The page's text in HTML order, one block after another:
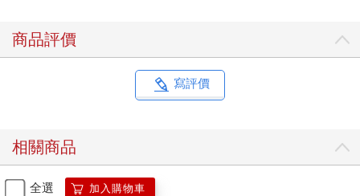
商品評價
寫評價
相關商品
全選 加入購物車